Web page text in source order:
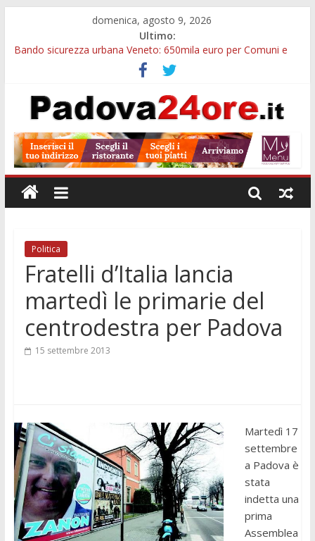
domenica, agosto 9, 2026
Ultimo:
Bando sicurezza urbana Veneto: 650mila euro per Comuni e
Restauro 2026, chiuse le domande: 2,5 milioni per formare
nuove competenze in Veneto
Calici di Stelle Arzergrande: astronomia, musica e sapori al
Notizie di Padova alle ore 10: censimento a Monselice, arresto
antidroga e siccità
Notizie di Padova alle ore 23: maltrattamenti, arresto a
Limena e progetto Cool Shop
Politica
Fratelli d’Italia lancia
martedì le primarie del
centrodestra per Padova
15 settembre 2013
Martedì 17
settembre
a Padova è
stata
indetta una
prima
Assemblea